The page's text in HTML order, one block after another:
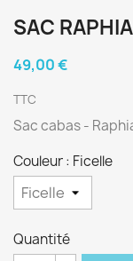
SAC
49,00 €
TTC
Sac cabas -
Couleur : Ficelle
Quantité